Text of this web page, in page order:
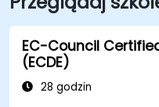
EC-Council
(ECDE)
28 godzin